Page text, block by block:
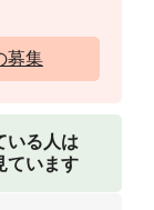
募集
いる人は
ています